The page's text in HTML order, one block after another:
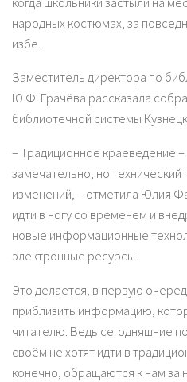
народных костюмах, за
избе.
Заместитель директора по
Ю.Ф. Грачёва рассказала
библиотечной системы
– Традиционное краеведение
замечательно, но технический
изменений, – отметила Юлия
идти в ногу со временем и
новые информационные
электронные ресурсы.
Это делается, в первую
приблизить информацию,
читателю. Ведь сегодняшние
своём не хотят идти в
конечно, обращаются к нам за